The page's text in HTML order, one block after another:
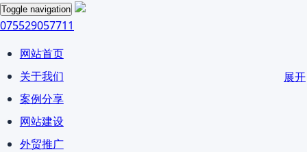
Toggle navigation
075529057711
网站首页
关于我们
案例分享
网站建设
外贸推广
展开